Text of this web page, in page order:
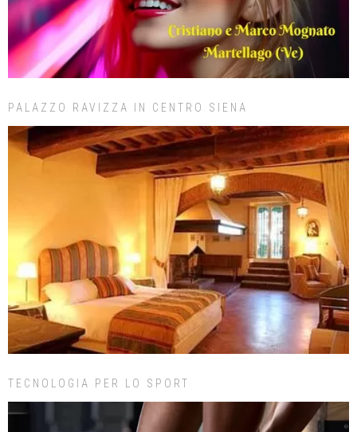
PALAZZO RAVIZZA IN CENTRO SIENA
TECNOLOGIA PER LO SPORT